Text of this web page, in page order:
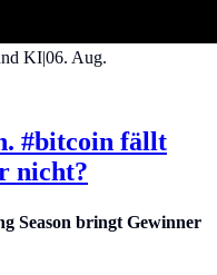
KI|06. Aug.
#bitcoin fällt
nicht?
Season bringt Gewinner